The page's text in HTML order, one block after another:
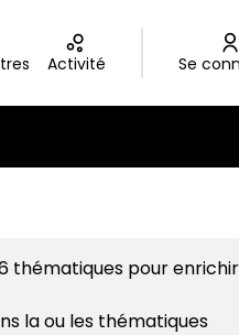
Activité Se
thématiques pour enrichir
la ou les thématiques